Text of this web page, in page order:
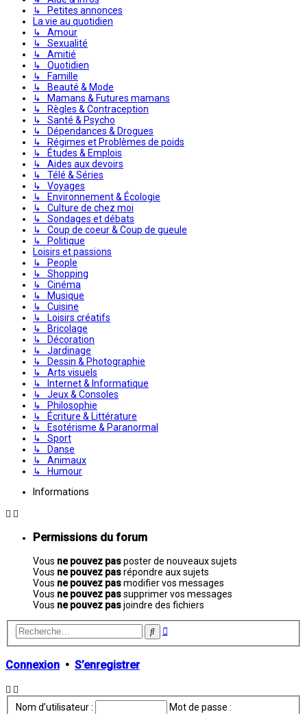
↳ Petites annonces
La vie au quotidien
↳ Amour
↳ Sexualité
↳ Amitié
↳ Quotidien
↳ Famille
↳ Beauté & Mode
↳ Mamans & Futures mamans
↳ Règles & Contraception
↳ Santé & Psycho
↳ Dépendances & Drogues
↳ Régimes et Problèmes de poids
↳ Études & Emplois
↳ Aides aux devoirs
↳ Télé & Séries
↳ Voyages
↳ Environnement & Écologie
↳ Culture de chez moi
↳ Sondages et débats
↳ Coup de coeur & Coup de gueule
↳ Politique
Loisirs et passions
↳ People
↳ Shopping
↳ Cinéma
↳ Musique
↳ Cuisine
↳ Loisirs créatifs
↳ Bricolage
↳ Décoration
↳ Jardinage
↳ Dessin & Photographie
↳ Arts visuels
↳ Internet & Informatique
↳ Jeux & Consoles
↳ Philosophie
↳ Écriture & Littérature
↳ Esotérisme & Paranormal
↳ Sport
↳ Danse
↳ Animaux
↳ Humour
Informations
Permissions du forum
Vous ne pouvez pasposter de nouveaux sujets
Vous ne pouvez pasrépondre aux sujets
Vous ne pouvez pasmodifier vos messages
Vous ne pouvez passupprimer vos messages
Vous ne pouvez pasjoindre des fichiers
Rechercher
Recherche
Connexion • S’enregistrer
Nom d’utilisateur : Mot de passe :